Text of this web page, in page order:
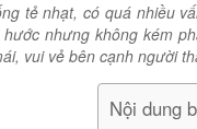
tẻ nhạt, có quá nhiều
nhưng không kém
vui vẻ bên cạnh người
Nội dung